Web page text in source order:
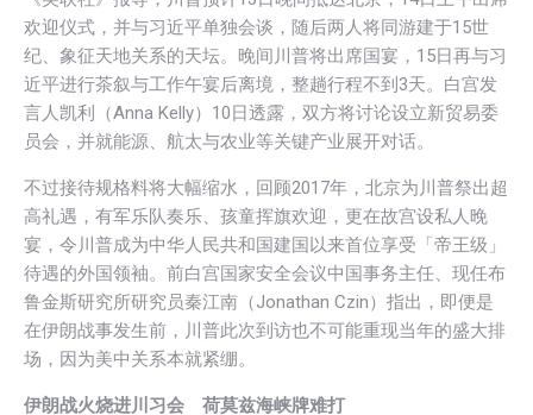
欢迎仪式，并与习近平单独会谈，随后两人将同游建于15世
纪、象征天地关系的天坛。晚间川普将出席国宴，15日再与习
近平进行茶叙与工作午宴后离境，整趟行程不到3天。白宫发
言人凯利（Anna Kelly）10日透露，双方将讨论设立新贸易委
员会，并就能源、航太与农业等关键产业展开对话。
不过接待规格料将大幅缩水，回顾2017年，北京为川普祭出超
高礼遇，有军乐队奏乐、孩童挥旗欢迎，更在故宫设私人晚
宴，令川普成为中华人民共和国建国以来首位享受「帝王级」
待遇的外国领袖。前白宫国家安全会议中国事务主任、现任布
鲁金斯研究所研究员秦江南（Jonathan Czin）指出，即便是
在伊朗战事发生前，川普此次到访也不可能重现当年的盛大排
场，因为美中关系本就紧绷。
伊朗战火烧进川习会 荷莫兹海峡牌难打